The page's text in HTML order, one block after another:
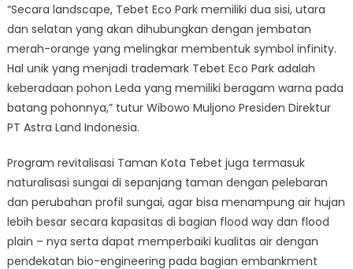
“Secara landscape, Tebet Eco Park memiliki dua sisi, utara
dan selatan yang akan dihubungkan dengan jembatan
merah-orange yang melingkar membentuk symbol infinity.
Hal unik yang menjadi trademark Tebet Eco Park adalah
keberadaan pohon Leda yang memiliki beragam warna pada
batang pohonnya,” tutur Wibowo Muljono Presiden Direktur
PT Astra Land Indonesia.
Program revitalisasi Taman Kota Tebet juga termasuk
naturalisasi sungai di sepanjang taman dengan pelebaran
dan perubahan profil sungai, agar bisa menampung air hujan
lebih besar secara kapasitas di bagian flood way dan flood
plain – nya serta dapat memperbaiki kualitas air dengan
pendekatan bio-engineering pada bagian embankment